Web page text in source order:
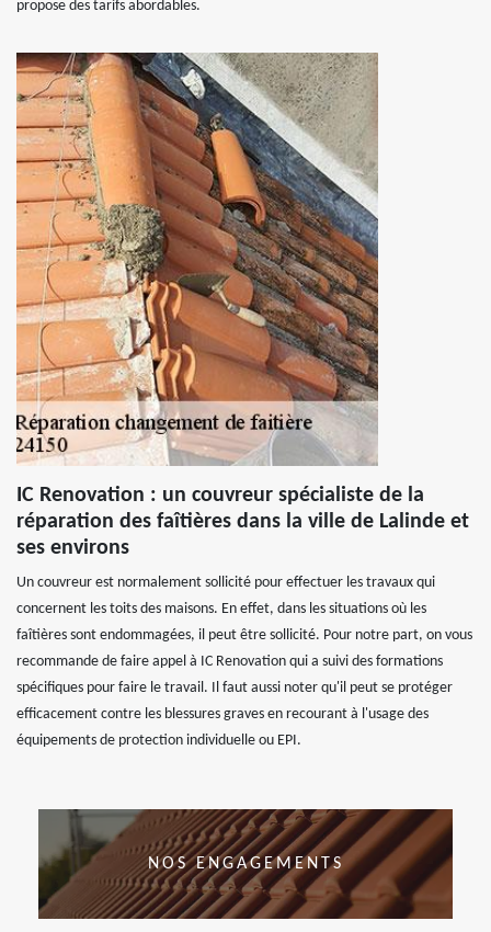
propose des tarifs abordables.
IC Renovation : un couvreur spécialiste de la
réparation des faîtières dans la ville de Lalinde et
ses environs
Un couvreur est normalement sollicité pour effectuer les travaux qui
concernent les toits des maisons. En effet, dans les situations où les
faîtières sont endommagées, il peut être sollicité. Pour notre part, on vous
recommande de faire appel à IC Renovation qui a suivi des formations
spécifiques pour faire le travail. Il faut aussi noter qu'il peut se protéger
efficacement contre les blessures graves en recourant à l'usage des
équipements de protection individuelle ou EPI.
NOS ENGAGEMENTS